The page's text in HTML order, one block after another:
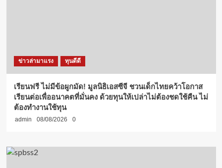
ข่าวล่ามาแรง ทุนดีดี
เรียนฟรี ไม่มีข้อผูกมัด! มูลนิธิเอสซีจี ชวนเด็กไทยคว้าโอกาส
เรียนต่อเพื่ออนาคตที่มั่นคง ด้วยทุนให้เปล่าไม่ต้องชดใช้คืน ไม่
ต้องทำงานใช้ทุน
admin 08/08/2026 0